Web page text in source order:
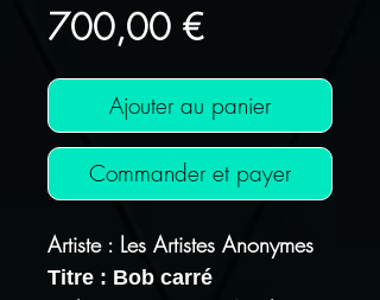
700,00 €Prix
Ajouter au panier
Commander et payer
Artiste : Les Artistes Anonymes
Titre : Bob carré